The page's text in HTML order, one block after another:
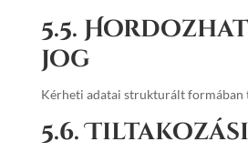
5.5.
jog
Kérheti adatai strukturált formában
5.6.